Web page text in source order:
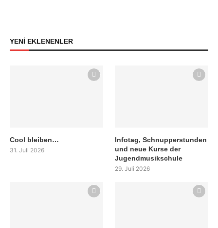
YENİ EKLENENLER
Cool bleiben…
31. Juli 2026
Infotag, Schnupperstunden
und neue Kurse der
Jugendmusikschule
29. Juli 2026